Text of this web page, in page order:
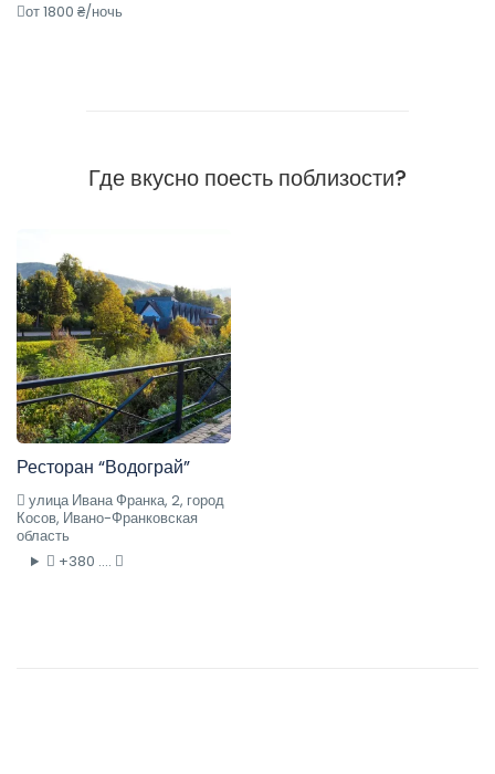
от 1800 ₴/ночь
Где вкусно поесть поблизости?
Ресторан “Водограй”
улица Ивана Франка, 2, город
Косов, Ивано-Франковская
область
+380 ....